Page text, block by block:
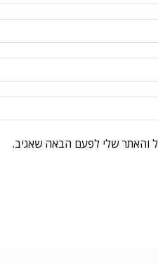
והאתר שלי לפעם הבאה שאגיב.